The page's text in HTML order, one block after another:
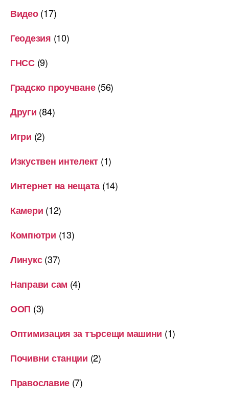
Видео(17)
Геодезия (10)
ГНСС(9)
Градско проучване(56)
Други (84)
Игри (2)
Изкуствен интелект (1)
Интернет на нещата (14)
Камери (12)
Компютри (13)
Линукс(37)
Направи сам (4)
ООП (3)
Оптимизация за търсещи машини (1)
Почивни станции (2)
Православие (7)